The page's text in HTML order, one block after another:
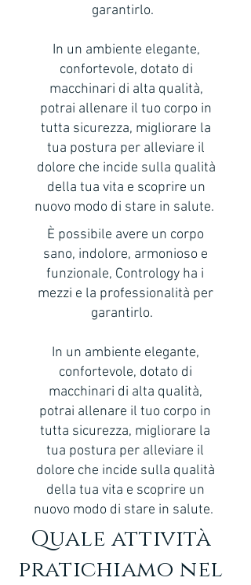
garantirlo.
In un ambiente elegante,
confortevole, dotato di
macchinari di alta qualità,
potrai allenare il tuo corpo in
tutta sicurezza, migliorare la
tua postura per alleviare il
dolore che incide sulla qualità
della tua vita e scoprire un
nuovo modo di stare in salute.
È possibile avere un corpo
sano, indolore, armonioso e
funzionale, Contrology ha i
mezzi e la professionalità per
garantirlo.
In un ambiente elegante,
confortevole, dotato di
macchinari di alta qualità,
potrai allenare il tuo corpo in
tutta sicurezza, migliorare la
tua postura per alleviare il
dolore che incide sulla qualità
della tua vita e scoprire un
nuovo modo di stare in salute.
Quale attività
pratichiamo nel